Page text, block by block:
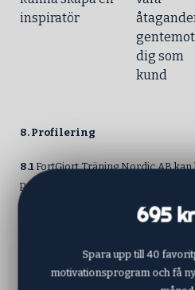
inspiratör
gentemot
dig som
kund
8. Profilering
8.1FortGjort Träning Nordic AB kan
personuppgifter genom profilering
kund analyseras information om
av våra nyhetsbrev du interagerat
Du kan närsomhelst invända
695
Spara upp till 40
motivationsprogram och få